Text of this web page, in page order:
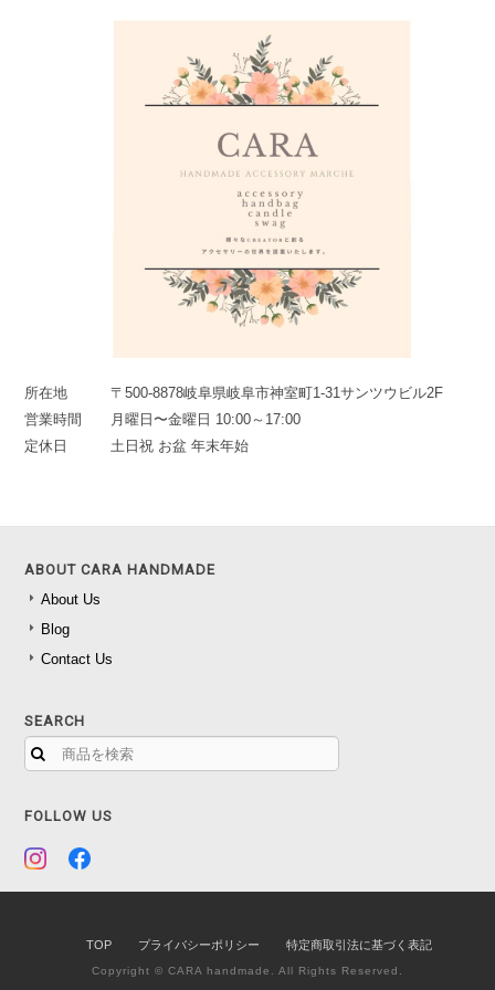
所在地
〒500-8878岐阜県岐阜市神室町1-31サンツウビル2F
営業時間
月曜日〜金曜日 10:00～17:00
定休日
土日祝 お盆 年末年始
ABOUT CARA HANDMADE
About Us
Blog
Contact Us
SEARCH
FOLLOW US
TOP プライバシーポリシー 特定商取引法に基づく表記
Copyright © CARA handmade. All Rights Reserved.